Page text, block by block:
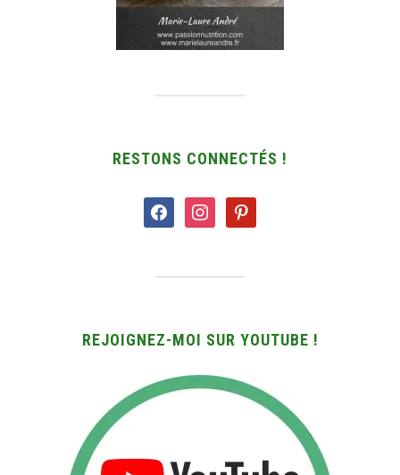
RESTONS CONNECTÉS !
facebookinstagrampinterest
REJOIGNEZ-MOI SUR YOUTUBE !